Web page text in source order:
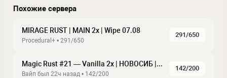
Похожие сервера
MIRAGE RUST | MAIN 2x | Wipe 07.08
Procedural+ • 291/650
291/650
Magic Rust #21 — Vanilla 2x | HOBOCИБ | Baйп 07.08
Baйп был 22ч нaзaд • 142/200
142/200